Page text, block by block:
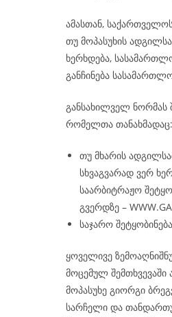
ამასთან,
თუ მოპასუხის
ხერხდება,
განჩინება
განსახილველ ნორმას
რომელთა თანახმადაც:
თუ მხარის
სხვაგვარად ვერ
საარბიტრაჟო
გვერდზე –
საჯარო
ყოველივე
მოცემულ
მოპასუხე გიორგი
სარჩელი და